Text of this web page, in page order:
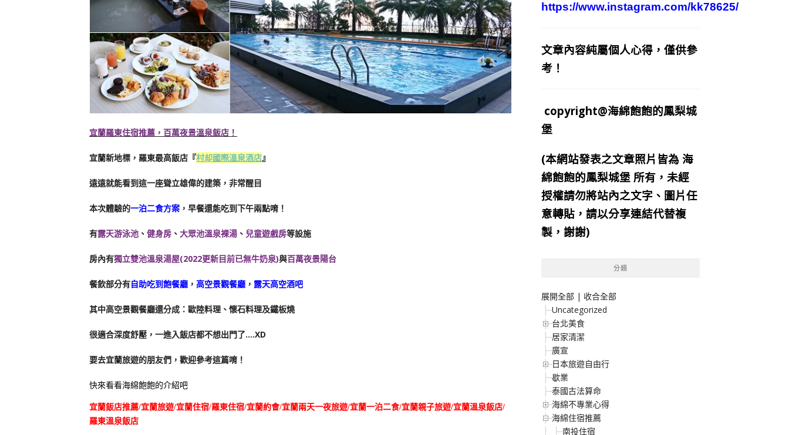
宜蘭羅東住宿推薦，百萬夜景溫泉飯店！
宜蘭新地標，羅東最高飯店『村却國際溫泉酒店』
遠遠就能看到這一座聳立雄偉的建築，非常醒目
本次體驗的一泊二食方案 ，早餐還能吃到下午兩點唷！
有露天游泳池 、 健身房 、 大眾池溫泉裸湯 、 兒童遊戲房等設施
房內有獨立雙池溫泉湯屋(2022更新目前已無牛奶泉)與百萬夜景陽台
餐飲部分有自助吃到飽餐廳 ， 高空景觀餐廳 ， 露天高空酒吧
其中高空景觀餐廳還分成：歐陸料理、懷石料理及鐵板燒
很適合深度舒壓，一進入飯店都不想出門了….XD
要去宜蘭旅遊的朋友們，歡迎參考這篇唷！
快來看看海綿飽飽的介紹吧
宜蘭飯店推薦/宜蘭旅遊/宜蘭住宿/羅東住宿/宜蘭約會/宜蘭兩天一夜旅遊/宜蘭一泊二食/宜蘭親子旅遊/宜蘭溫泉飯店/
羅東溫泉飯店
https://www.instagram.com/kk78625/
文章內容純屬個人心得，僅供參
考！
copyright@海綿飽飽的鳳梨城
堡
(本網站發表之文章照片皆為 海
綿飽飽的鳳梨城堡 所有，未經
授權請勿將站內之文字、圖片任
意轉貼，請以分享連結代替複
製，謝謝)
分類
展開全部 | 收合全部
Uncategorized
台北美食
居家清潔
廣宣
日本旅遊自由行
歇業
泰國古法算命
海綿不專業心得
海綿住宿推薦
南投住宿